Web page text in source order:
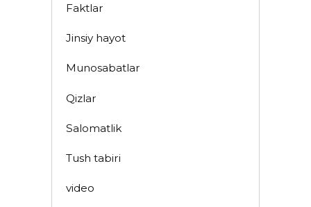
Faktlar
Jinsiy hayot
Munosabatlar
Qizlar
Salomatlik
Tush tabiri
video